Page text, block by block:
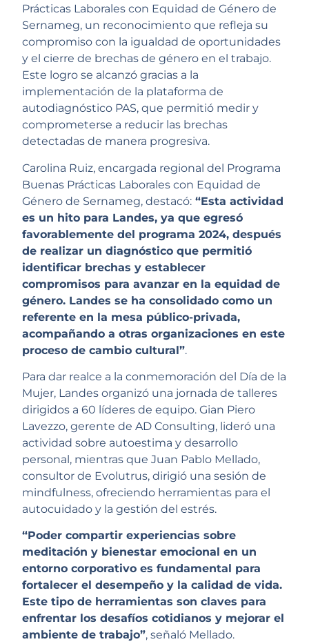
Prácticas Laborales con Equidad de Género de
Sernameg, un reconocimiento que refleja su
compromiso con la igualdad de oportunidades
y el cierre de brechas de género en el trabajo.
Este logro se alcanzó gracias a la
implementación de la plataforma de
autodiagnóstico PAS, que permitió medir y
comprometerse a reducir las brechas
detectadas de manera progresiva.
Carolina Ruiz, encargada regional del Programa
Buenas Prácticas Laborales con Equidad de
Género de Sernameg, destacó: “Esta actividad
es un hito para Landes, ya que egresó
favorablemente del programa 2024, después
de realizar un diagnóstico que permitió
identificar brechas y establecer
compromisos para avanzar en la equidad de
género. Landes se ha consolidado como un
referente en la mesa público-privada,
acompañando a otras organizaciones en este
proceso de cambio cultural”.
Para dar realce a la conmemoración del Día de la
Mujer, Landes organizó una jornada de talleres
dirigidos a 60 líderes de equipo. Gian Piero
Lavezzo, gerente de AD Consulting, lideró una
actividad sobre autoestima y desarrollo
personal, mientras que Juan Pablo Mellado,
consultor de Evolutrus, dirigió una sesión de
mindfulness, ofreciendo herramientas para el
autocuidado y la gestión del estrés.
“Poder compartir experiencias sobre
meditación y bienestar emocional en un
entorno corporativo es fundamental para
fortalecer el desempeño y la calidad de vida.
Este tipo de herramientas son claves para
enfrentar los desafíos cotidianos y mejorar el
ambiente de trabajo”, señaló Mellado.